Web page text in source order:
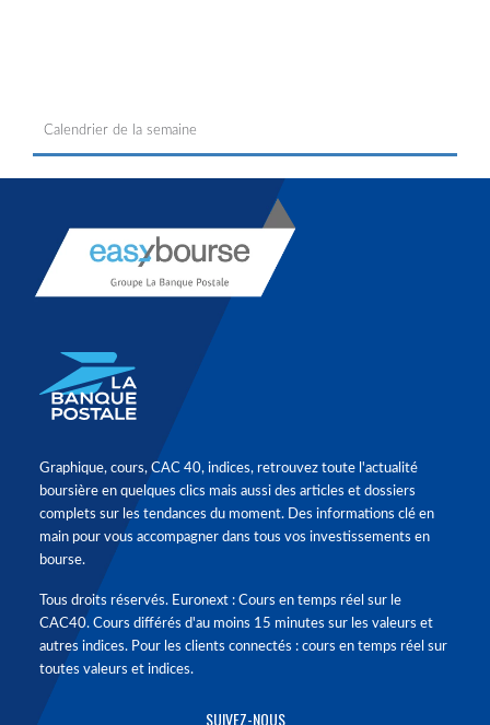
Calendrier de la semaine
Graphique, cours, CAC 40, indices, retrouvez toute l'actualité
boursière en quelques clics mais aussi des articles et dossiers
complets sur les tendances du moment. Des informations clé en
main pour vous accompagner dans tous vos investissements en
bourse.
Tous droits réservés. Euronext : Cours en temps réel sur le
CAC40. Cours différés d'au moins 15 minutes sur les valeurs et
autres indices. Pour les clients connectés : cours en temps réel sur
toutes valeurs et indices.
SUIVEZ-NOUS